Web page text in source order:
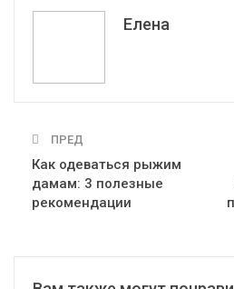
Эл. адрес
Елена
ПРЕД
Как одеваться рыжим
дамам: 3 полезные
рекомендации